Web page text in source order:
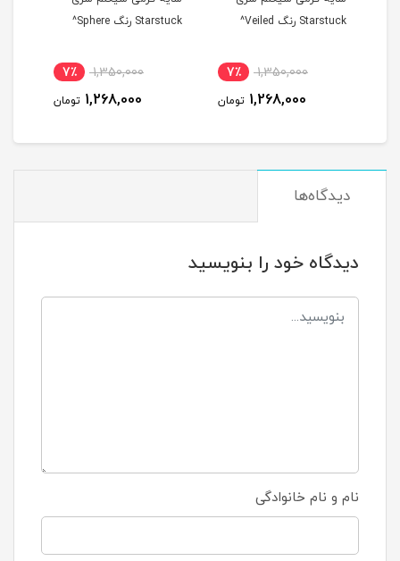
Starstuck رنگ Veiled^
1,350,000 7٪
1,268,000 تومان
Starstuck رنگ Sphere^
1,350,000 7٪
1,268,000 تومان
دیدگاه‌ها
دیدگاه خود را بنویسید
نام و نام خانوادگی